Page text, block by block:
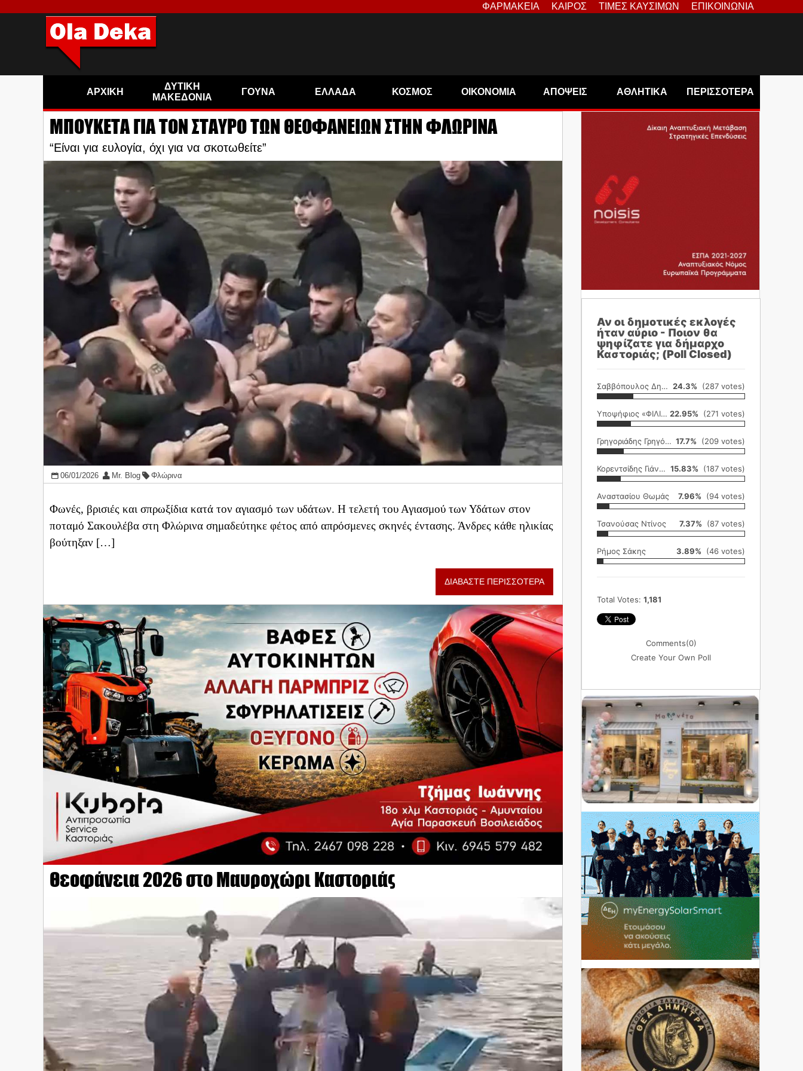
ΦΑΡΜΑΚΕΙΑ ΚΑΙΡΟΣ ΤΙΜΕΣ ΚΑΥΣΙΜΩΝ ΕΠΙΚΟΙΝΩΝΙΑ
ΑΡΧΙΚΗ
ΔΥΤΙΚΗ
ΜΑΚΕΔΟΝΙΑ
ΓΟΥΝΑ ΕΛΛΑΔΑ ΚΟΣΜΟΣ ΟΙΚΟΝΟΜΙΑ ΑΠΟΨΕΙΣ ΑΘΛΗΤΙΚΑ ΠΕΡΙΣΣΟΤΕΡΑ
ΜΠΟΥΚΕΤΑ ΓΙΑ ΤΟΝ ΣΤΑΥΡΟ ΤΩΝ ΘΕΟΦΑΝΕΙΩΝ ΣΤΗΝ ΦΛΩΡΙΝΑ
“Είναι για ευλογία, όχι για να σκοτωθείτε”
06/01/2026 Mr. Blog Φλώρινα
Φωνές, βρισιές και σπρωξίδια κατά τον αγιασμό των υδάτων. Η τελετή του Αγιασμού των Υδάτων στον
ποταμό Σακουλέβα στη Φλώρινα σημαδεύτηκε φέτος από απρόσμενες σκηνές έντασης. Άνδρες κάθε ηλικίας
βούτηξαν […]
ΔΙΑΒΑΣΤΕ ΠΕΡΙΣΣΟΤΕΡΑ
Θεοφάνεια 2026 στο Μαυροχώρι Καστοριάς
Αν οι δημοτικές εκλογές
ήταν αύριο - Ποιον θα
ψηφίζατε για δήμαρχο
Καστοριάς; (Poll Closed)
Σαββόπουλος Δημήτρης 24.3% (287 votes)
Υποψήφιος «ΦΙΛΙΚΗ ΕΤΑΙΡΕΙΑ» 22.95% (271 votes)
Γρηγοριάδης Γρηγόρης 17.7% (209 votes)
Κορεντσίδης Γιάννης 15.83% (187 votes)
Αναστασίου Θωμάς 7.96% (94 votes)
Τσανούσας Ντίνος 7.37% (87 votes)
Ρήμος Σάκης 3.89% (46 votes)
Total Votes: 1,181
Comments(0)
Create Your Own Poll